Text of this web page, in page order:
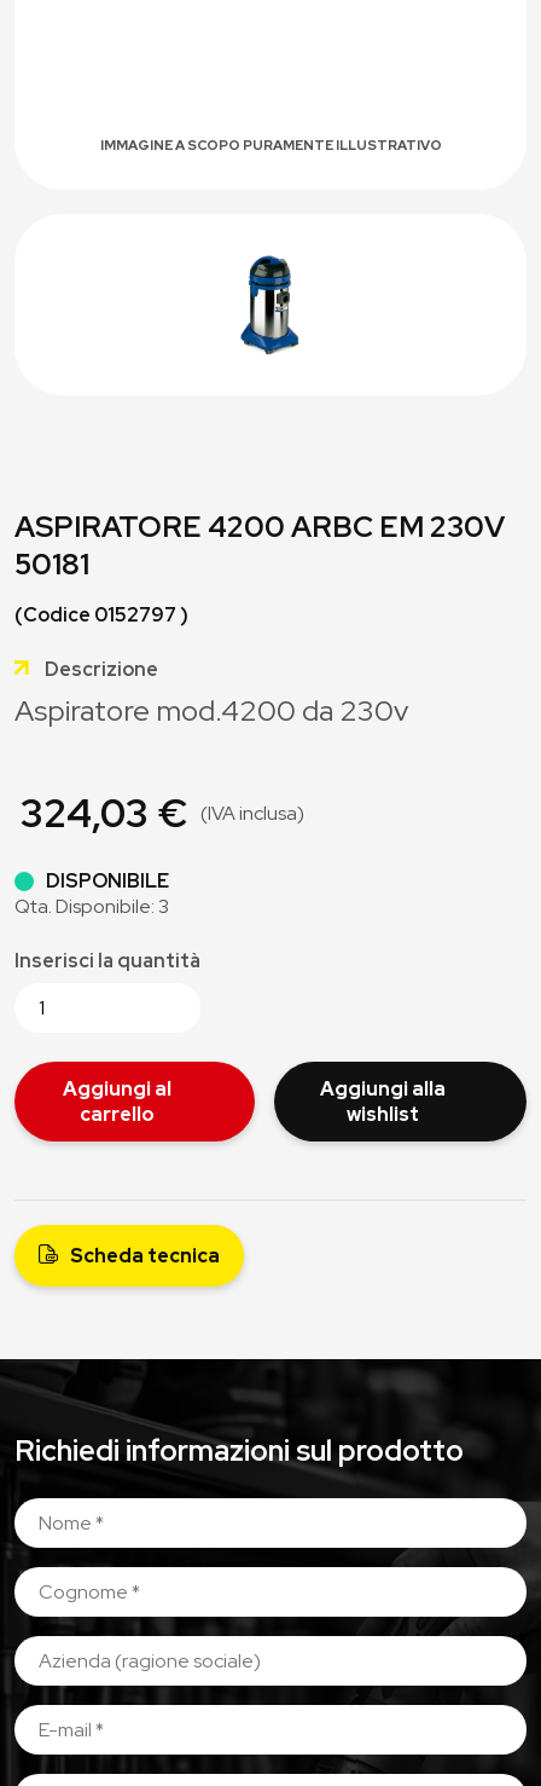
IMMAGINE A SCOPO PURAMENTE ILLUSTRATIVO
ASPIRATORE 4200 ARBC EM 230V
50181
(Codice 0152797 )
Descrizione
Aspiratore mod.4200 da 230v
324,03 € (IVA inclusa)
DISPONIBILE
Qta. Disponibile: 3
Inserisci la quantità
Aggiungi al
carrello
Aggiungi alla
wishlist
Scheda tecnica
Richiedi informazioni sul prodotto